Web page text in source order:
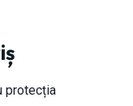
protecția